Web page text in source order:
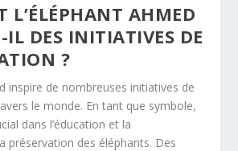
L’ÉLÉPHANT AHMED
IL DES INITIATIVES DE
?
inspire de nombreuses initiatives de
le monde. En tant que symbole,
dans l’éducation et la
préservation des éléphants. Des